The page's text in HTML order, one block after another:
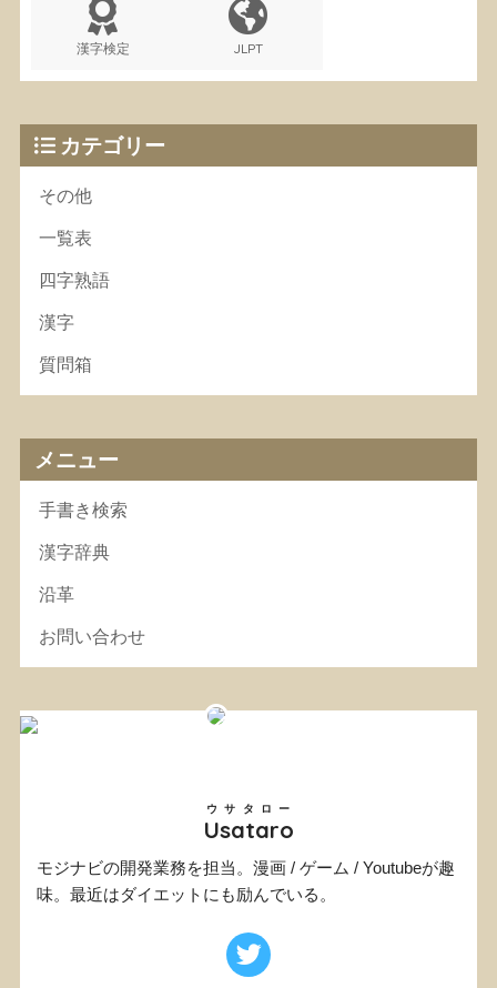
漢字検定 JLPT
カテゴリー
その他
一覧表
四字熟語
漢字
質問箱
メニュー
手書き検索
漢字辞典
沿革
お問い合わせ
Usataro
ウサタロー
モジナビの開発業務を担当。漫画 / ゲーム / Youtubeが趣
味。最近はダイエットにも励んでいる。